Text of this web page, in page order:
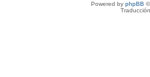
Powered by phpBB